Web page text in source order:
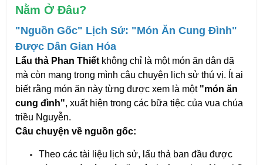
Nằm Ở Đâu?
"Nguồn Gốc" Lịch Sử: "Món Ăn Cung Đình"
Được Dân Gian Hóa
Lẩu thả Phan Thiết không chỉ là một món ăn dân dã
mà còn mang trong mình câu chuyện lịch sử thú vị. Ít ai
biết rằng món ăn này từng được xem là một "món ăn
cung đình", xuất hiện trong các bữa tiệc của vua chúa
triều Nguyễn.
Câu chuyện về nguồn gốc:
Theo các tài liệu lịch sử, lẩu thả ban đầu được